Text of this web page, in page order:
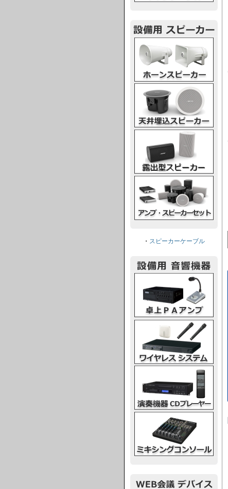
・ スピーカーケーブル